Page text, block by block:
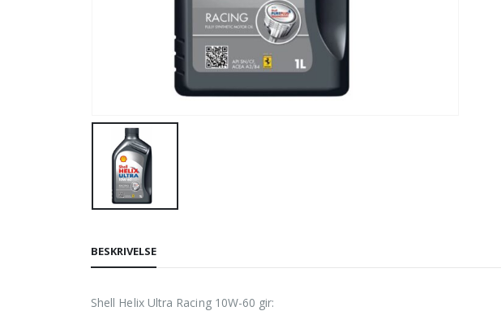
BESKRIVELSE
Shell Helix Ultra Racing 10W-60 gir: